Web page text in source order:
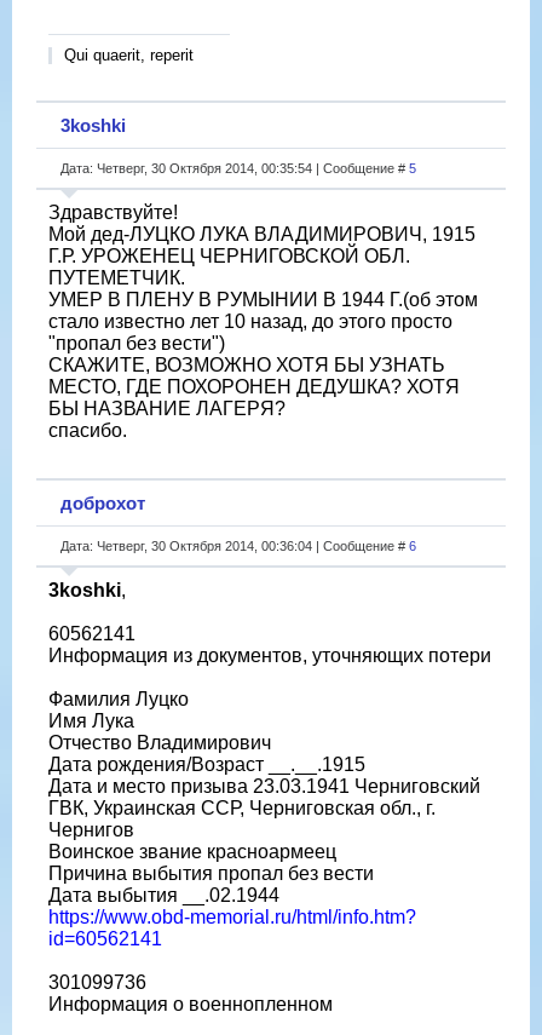
Qui quaerit, reperit
3koshki
Дата: Четверг, 30 Октября 2014, 00:35:54 | Сообщение # 5
Здравствуйте!
Мой дед-ЛУЦКО ЛУКА ВЛАДИМИРОВИЧ, 1915
Г.Р. УРОЖЕНЕЦ ЧЕРНИГОВСКОЙ ОБЛ.
ПУТЕМЕТЧИК.
УМЕР В ПЛЕНУ В РУМЫНИИ В 1944 Г.(об этом
стало известно лет 10 назад, до этого просто
"пропал без вести")
СКАЖИТЕ, ВОЗМОЖНО ХОТЯ БЫ УЗНАТЬ
МЕСТО, ГДЕ ПОХОРОНЕН ДЕДУШКА? ХОТЯ
БЫ НАЗВАНИЕ ЛАГЕРЯ?
спасибо.
доброхот
Дата: Четверг, 30 Октября 2014, 00:36:04 | Сообщение # 6
3koshki,
60562141
Информация из документов, уточняющих потери
Фамилия Луцко
Имя Лука
Отчество Владимирович
Дата рождения/Возраст __.__.1915
Дата и место призыва 23.03.1941 Черниговский
ГВК, Украинская ССР, Черниговская обл., г.
Чернигов
Воинское звание красноармеец
Причина выбытия пропал без вести
Дата выбытия __.02.1944
https://www.obd-memorial.ru/html/info.htm?
id=60562141
301099736
Информация о военнопленном